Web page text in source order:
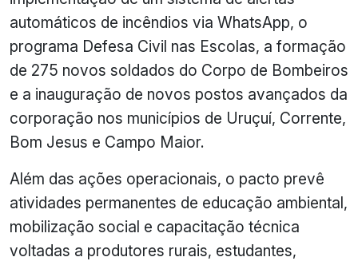
automáticos de incêndios via WhatsApp, o
programa Defesa Civil nas Escolas, a formação
de 275 novos soldados do Corpo de Bombeiros
e a inauguração de novos postos avançados da
corporação nos municípios de Uruçuí, Corrente,
Bom Jesus e Campo Maior.
Além das ações operacionais, o pacto prevê
atividades permanentes de educação ambiental,
mobilização social e capacitação técnica
voltadas a produtores rurais, estudantes,